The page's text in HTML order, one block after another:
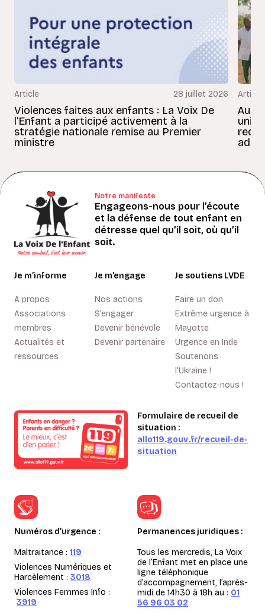
Article 28 juillet 2026
Violences faites aux enfants : La Voix De
l’Enfant a participé activement à la
stratégie nationale remise au Premier
ministre
Article
Au
Notre manifeste
Engageons-nous pour l’écoute
et la défense de tout enfant en
détresse quel qu’il soit, où qu’il
soit.
Je m’informe
A propos
Associations
membres
Actualités et
ressources
Je m’engage
Nos actions
S’engager
Devenir bénévole
Devenir partenaire
Je soutiens LVDE
Faire un don
Extrême urgence à
Mayotte
Urgence en Inde
Soutenons
l'Ukraine !
Contactez-nous !
Formulaire de recueil de
situation :
allo119.gouv.fr/recueil-de-
situation
Numéros d’urgence :
Maltraitance : 119
Violences Numériques et
Harcèlement : 3018
Violences Femmes Info :
3919
Permanences juridiques :
Tous les mercredis, La Voix
de l’Enfant met en place une
ligne téléphonique
d’accompagnement, l’après-
midi de 14h30 à 18h au : 01
56 96 03 02